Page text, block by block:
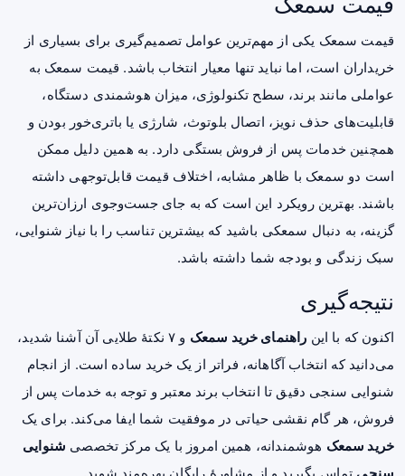
قیمت سمعک یکی از مهم‌ترین عوامل تصمیم‌گیری برای بسیاری از
خریداران است، اما نباید تنها معیار انتخاب باشد. قیمت سمعک به
عواملی مانند برند، سطح تکنولوژی، میزان هوشمندی دستگاه،
قابلیت‌های حذف نویز، اتصال بلوتوث، شارژی یا باتری‌خور بودن و
همچنین خدمات پس از فروش بستگی دارد. به همین دلیل ممکن
است دو سمعک با ظاهر مشابه، اختلاف قیمت قابل‌توجهی داشته
باشند. بهترین رویکرد این است که به جای جست‌وجوی ارزان‌ترین
گزینه، به دنبال سمعکی باشید که بیشترین تناسب را با نیاز شنوایی،
سبک زندگی و بودجه شما داشته باشد.
نتیجه‌گیری
اکنون که با این راهنمای خرید سمعک
و ۷ نکتهٔ طلایی آن آشنا شدید،
می‌دانید که انتخاب آگاهانه، فراتر از یک خرید ساده است. از انجام
شنوایی سنجی دقیق تا انتخاب برند معتبر و توجه به خدمات پس از
فروش، هر گام نقشی حیاتی در موفقیت شما ایفا می‌کند. برای یک
خرید سمعک هوشمندانه، همین امروز با یک مرکز تخصصی شنوایی